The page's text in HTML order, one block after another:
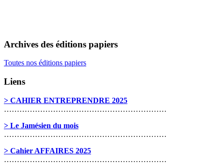
Archives des éditions papiers
Toutes nos éditions papiers
Liens
> CAHIER ENTREPRENDRE 2025
………………………………………………………
> Le Jamésien du mois
………………………………………………………
> Cahier AFFAIRES 2025
………………………………………………………